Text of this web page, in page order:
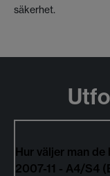
säkerhet.
Hur väljer man
2007-11 - A4/S4